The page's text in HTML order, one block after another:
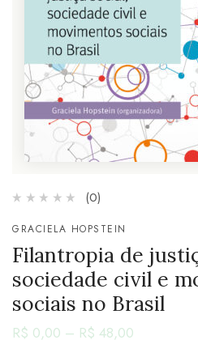
(0)
GRACIELA HOPSTEIN
Filantropia de
sociedade civil e
sociais no Brasil
R$ 0,00 – R$ 48,00